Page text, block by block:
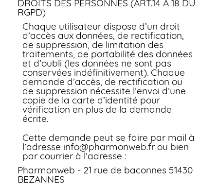
DROITS DES PERSONNES (ART.14 À 18 DU
RGPD)
Chaque utilisateur dispose d’un droit
d’accès aux données, de rectification,
de suppression, de limitation des
traitements, de portabilité des données
et d’oubli (les données ne sont pas
conservées indéfinitivement). Chaque
demande d’accès, de rectification ou
de suppression nécessite l’envoi d’une
copie de la carte d’identité pour
vérification en plus de la demande
écrite.
Cette demande peut se faire par mail à
l’adresse info@pharmonweb.fr ou bien
par courrier à l’adresse :
Pharmonweb - 21 rue de baconnes 51430
BEZANNES